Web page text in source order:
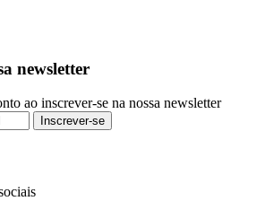
newsletter
ao inscrever-se na nossa newsletter
Inscrever-se